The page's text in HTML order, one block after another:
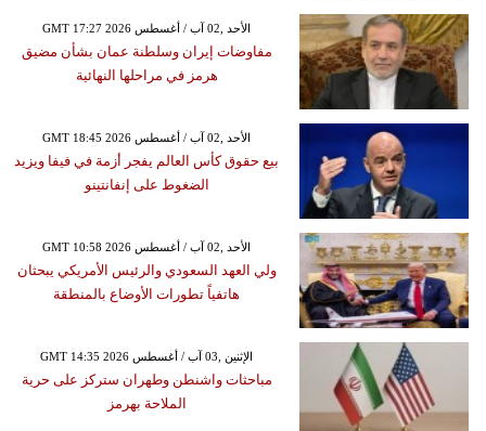
GMT 17:27 2026 الأحد ,02 آب / أغسطس
مفاوضات إيران وسلطنة عمان بشأن مضيق
هرمز في مراحلها النهائية
GMT 18:45 2026 الأحد ,02 آب / أغسطس
بيع حقوق كأس العالم يفجر أزمة في فيفا ويزيد
الضغوط على إنفانتينو
GMT 10:58 2026 الأحد ,02 آب / أغسطس
ولي العهد السعودي والرئيس الأمريكي يبحثان
هاتفياً تطورات الأوضاع بالمنطقة
GMT 14:35 2026 الإثنين ,03 آب / أغسطس
مباحثات واشنطن وطهران ستركز على حرية
الملاحة بهرمز